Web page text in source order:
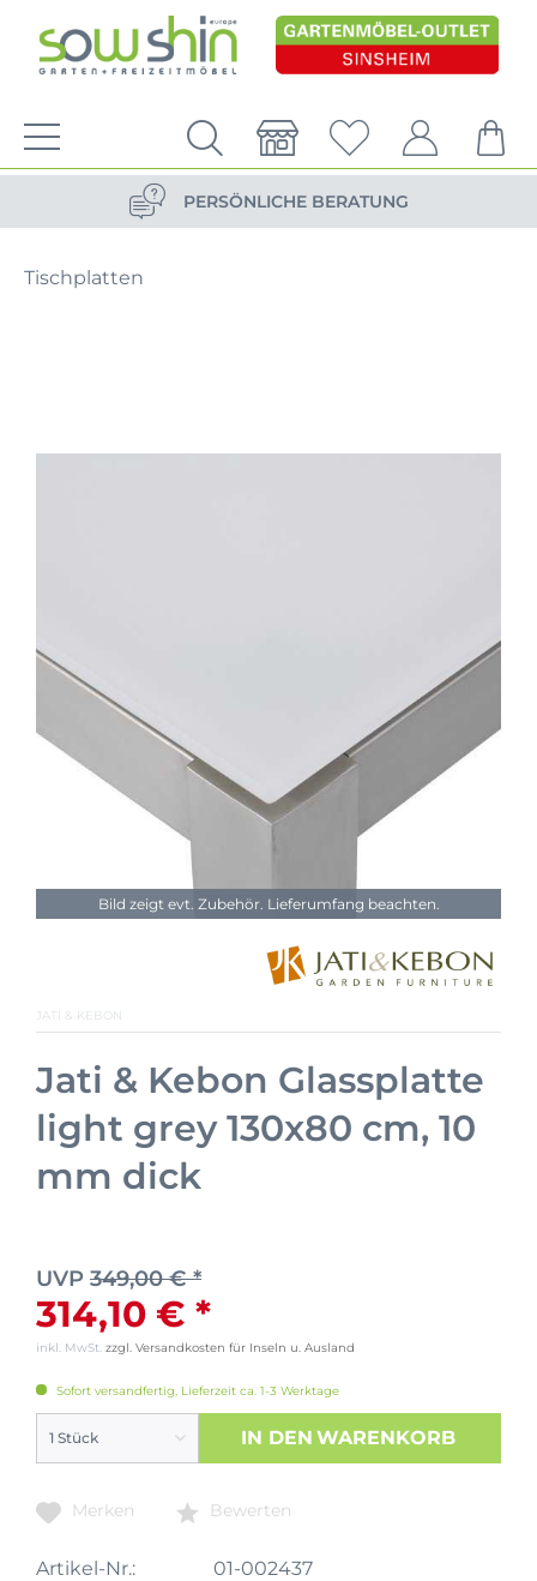
VERSANDKOSTENFREIE LIEFERUNG
PERSÖNLICHE BERATUNG
Tischplatten
Bild zeigt evt. Zubehör. Lieferumfang beachten.
JATI & KEBON
Jati & Kebon Glassplatte
light grey 130x80 cm, 10
mm dick
UVP 349,00 € *
314,10 € *
inkl. MwSt. zzgl. Versandkosten für Inseln u. Ausland
Sofort versandfertig, Lieferzeit ca. 1-3 Werktage
IN DEN WARENKORB
Merken Bewerten
Artikel-Nr.:
01-002437